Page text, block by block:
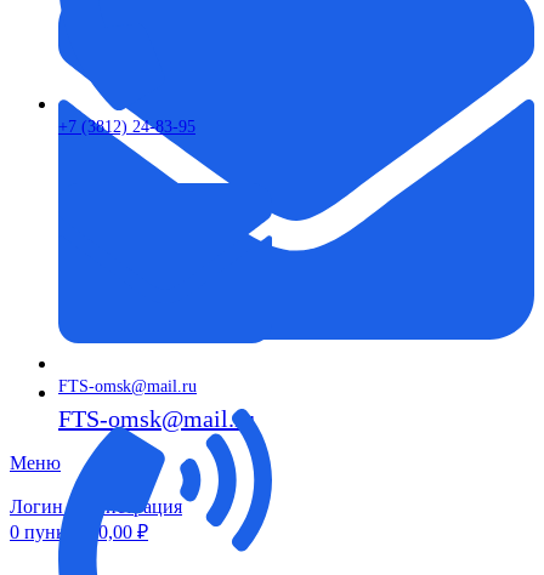
FTS-omsk@mail.ru
Меню
Логин / Регистрация
0 пунктов 0,00 ₽
+7 (3812) 24-83-95
FTS-omsk@mail.ru